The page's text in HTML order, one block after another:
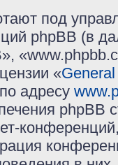
под
phpBB (в
«
адресу
phpBB